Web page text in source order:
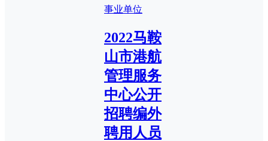
事业单位
2022马鞍
山市港航
管理服务
中心公开
招聘编外
聘用人员